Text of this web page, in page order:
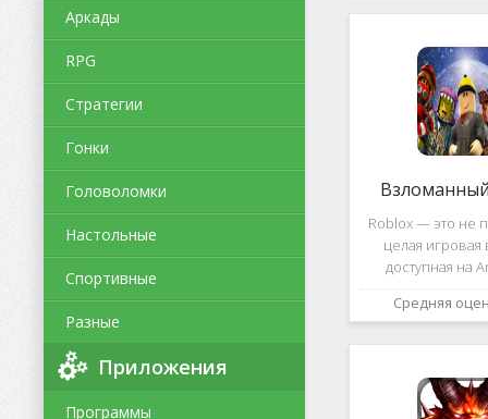
Аркады
RPG
Стратегии
Гонки
Головоломки
Настольные
Спортивные
Разные
Приложения
Программы
Roblox — это не
целая игровая
доступная на
уникальная
позволяет не
и сценарии,
Средняя